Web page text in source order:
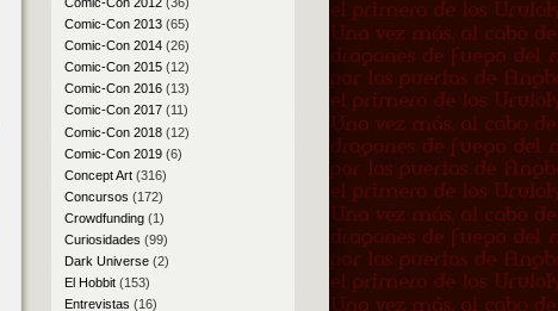
Comic-Con 2013(65)
Comic-Con 2014(26)
Comic-Con 2015(12)
Comic-Con 2016(13)
Comic-Con 2017(11)
Comic-Con 2018(12)
Comic-Con 2019(6)
Concept Art(316)
Concursos (172)
Crowdfunding(1)
Curiosidades (99)
Dark Universe(2)
El Hobbit(153)
Entrevistas (16)